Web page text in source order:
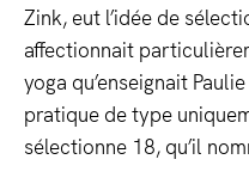
Zink, eut l’idée de
affectionnait
yoga qu’enseignait
pratique de type
sélectionne 18, qu’il